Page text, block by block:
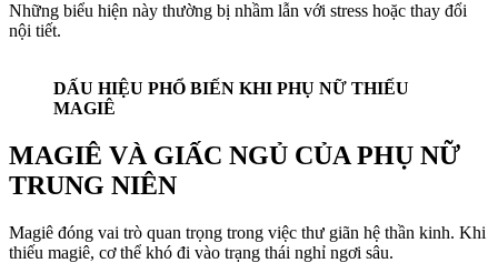
Những biểu hiện này thường bị nhầm lẫn với stress hoặc thay đổi
nội tiết.
DẤU HIỆU PHỔ BIẾN KHI PHỤ NỮ THIẾU
MAGIÊ
MAGIÊ VÀ GIẤC NGỦ CỦA PHỤ NỮ
TRUNG NIÊN
Magiê đóng vai trò quan trọng trong việc thư giãn hệ thần kinh. Khi
thiếu magiê, cơ thể khó đi vào trạng thái nghỉ ngơi sâu.